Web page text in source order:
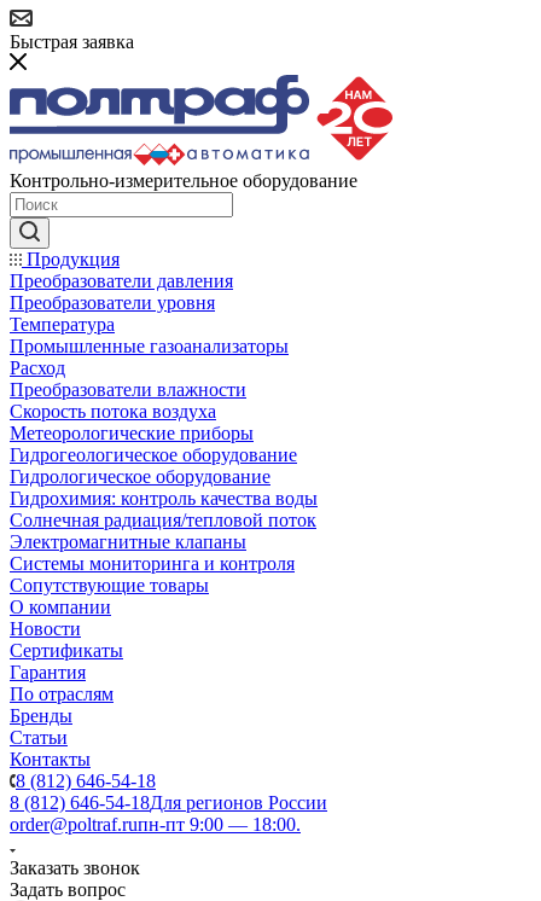
Быстрая заявка
Контрольно-измерительное оборудование
Продукция
Преобразователи давления
Преобразователи уровня
Температура
Промышленные газоанализаторы
Расход
Преобразователи влажности
Скорость потока воздуха
Метеорологические приборы
Гидрогеологическое оборудование
Гидрологическое оборудование
Гидрохимия: контроль качества воды
Солнечная радиация/тепловой поток
Электромагнитные клапаны
Системы мониторинга и контроля
Сопутствующие товары
О компании
Новости
Сертификаты
Гарантия
По отраслям
Бренды
Статьи
Контакты
8 (812) 646-54-18
8 (812) 646-54-18Для регионов России
order@poltraf.ruпн-пт 9:00 — 18:00.
Заказать звонок
Задать вопрос